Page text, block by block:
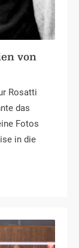
von
Rosatti
das
Fotos
in die